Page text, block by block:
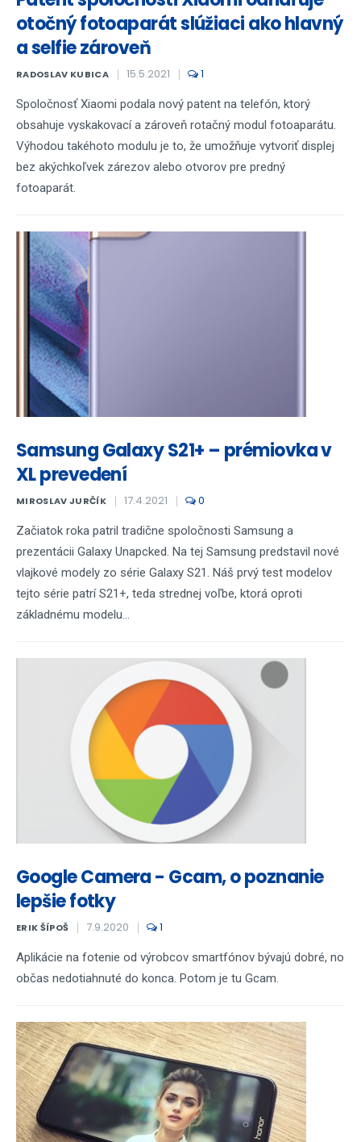
otočný fotoaparát slúžiaci ako hlavný
a selfie zároveň
RADOSLAV KUBICA 15.5.2021 1
Spoločnosť Xiaomi podala nový patent na telefón, ktorý
obsahuje vyskakovací a zároveň rotačný modul fotoaparátu.
Výhodou takéhoto modulu je to, že umožňuje vytvoriť displej
bez akýchkoľvek zárezov alebo otvorov pre predný
fotoaparát.
Samsung Galaxy S21+ – prémiovka v
XL prevedení
MIROSLAV JURČÍK 17.4.2021 0
Začiatok roka patril tradične spoločnosti Samsung a
prezentácii Galaxy Unapcked. Na tej Samsung predstavil nové
vlajkové modely zo série Galaxy S21. Náš prvý test modelov
tejto série patrí S21+, teda strednej voľbe, ktorá oproti
základnému modelu...
Google Camera - Gcam, o poznanie
lepšie fotky
ERIK ŠÍPOŠ 7.9.2020 1
Aplikácie na fotenie od výrobcov smartfónov bývajú dobré, no
občas nedotiahnuté do konca. Potom je tu Gcam.